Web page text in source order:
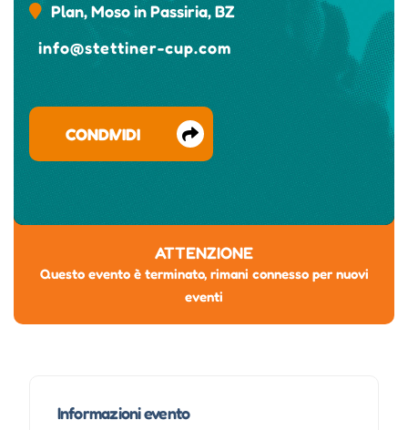
Plan, Moso in Passiria, BZ
info@stettiner-cup.com
CONDIVIDI
ATTENZIONE
Questo evento è terminato, rimani connesso per nuovi
eventi
Informazioni evento